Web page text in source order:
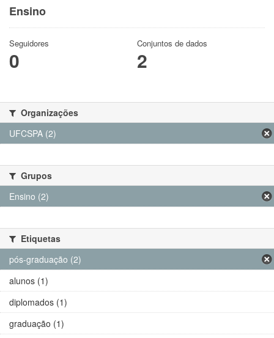
Ensino
Seguidores
0
Conjuntos de dados
2
Organizações
UFCSPA (2)
Grupos
Ensino (2)
Etiquetas
pós-graduação (2)
alunos (1)
diplomados (1)
graduação (1)